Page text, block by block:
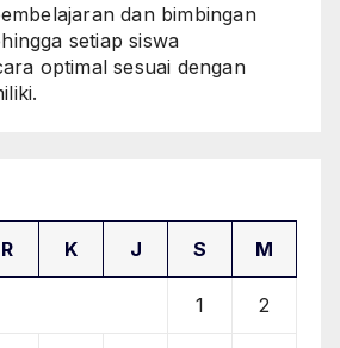
dan bimbingan
setiap siswa
optimal sesuai dengan
R K J S M
1 2